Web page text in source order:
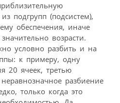
подгрупп (подсистем),
обеспечения, иначе
возрасти.
условно разбить и на
к примеру, одну
20 ячеек, третью
разбиение
только когда это